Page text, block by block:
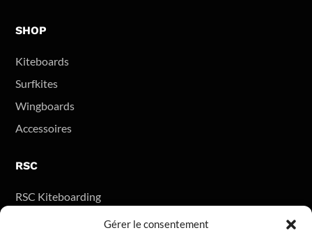
Gérer le consentement
SHOP
Kiteboards
Surfkites
Wingboards
Accessoires
RSC
RSC Kiteboarding